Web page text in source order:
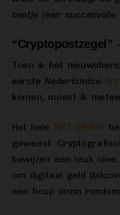
beetje (een succesvolle
Toen ik het
eerste Nederlandse
komen, moest ik
Het hele NFT-gedoe
geweest.
bewijzen een leuk
om digitaal geld
een hoop onzin rondom